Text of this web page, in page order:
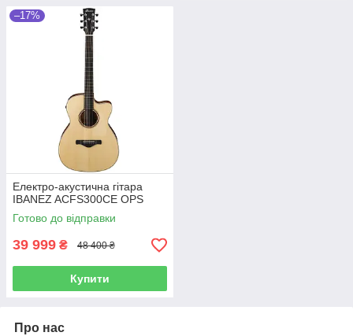
–17%
Електро-акустична гітара
IBANEZ ACFS300CE OPS
Готово до відправки
39 999 ₴ 48 400 ₴
Купити
Про нас